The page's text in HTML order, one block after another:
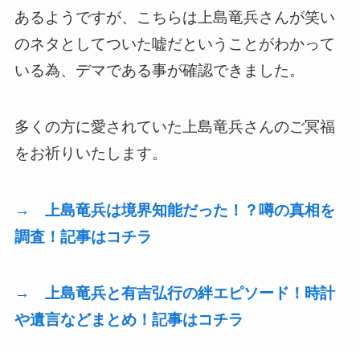
あるようですが、こちらは上島竜兵さんが笑い
のネタとしてついた嘘だということがわかって
いる為、デマである事が確認できました。
多くの方に愛されていた上島竜兵さんのご冥福
をお祈りいたします。
→ 上島竜兵は境界知能だった！？噂の真相を
調査！記事はコチラ
→ 上島竜兵と有吉弘行の絆エピソード！時計
や遺言などまとめ！記事はコチラ